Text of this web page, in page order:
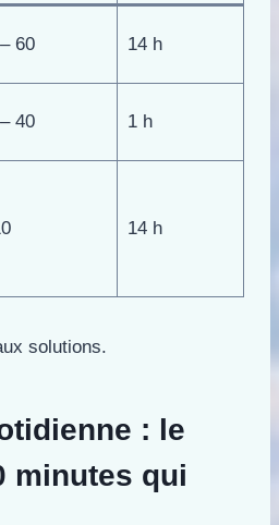
60 14 h
40 1 h
14 h
solutions.
: le
minutes qui